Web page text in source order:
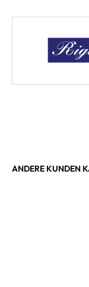
ANDERE KUNDEN